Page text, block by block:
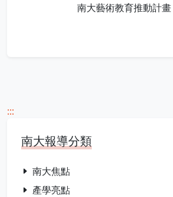
南大藝術教育推動計畫
:::
南大報導分類
南大焦點
產學亮點